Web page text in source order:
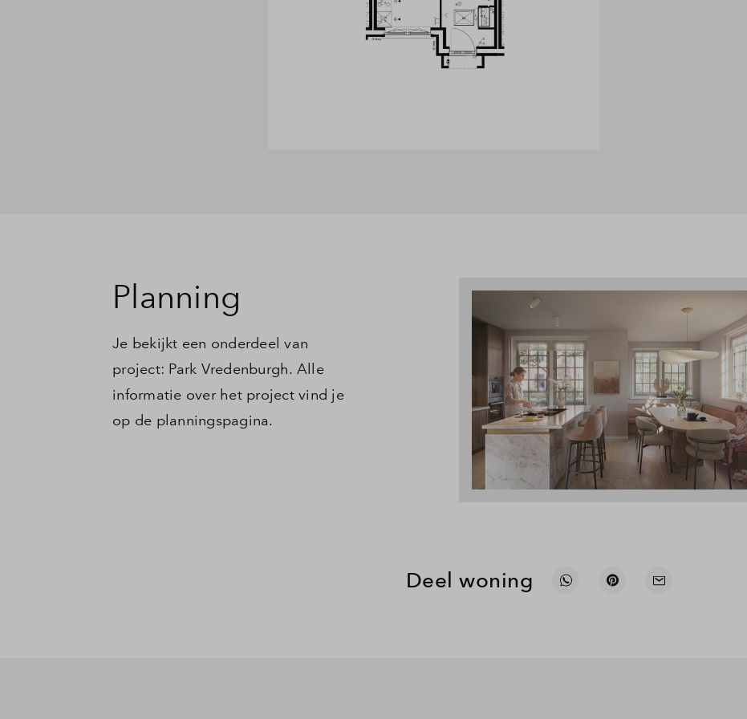
Planning
Je bekijkt een onderdeel van
project: Park Vredenburgh. Alle
informatie over het project vind je
op de planningspagina.
Deel woning